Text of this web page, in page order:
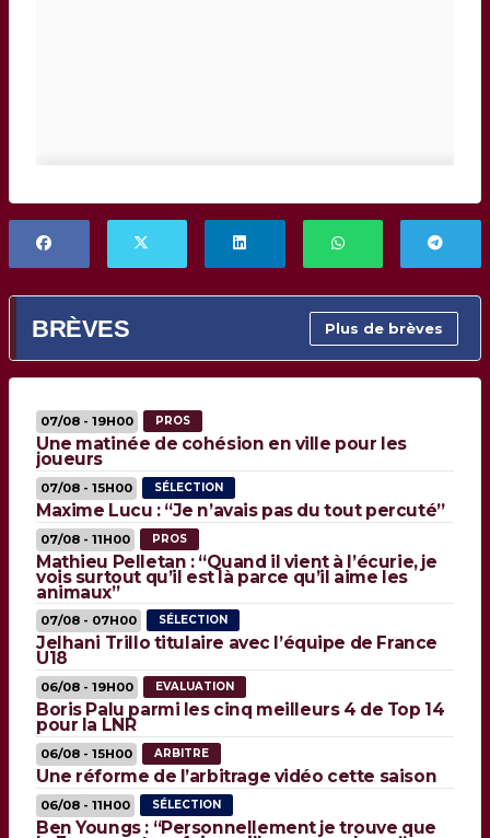
BRÈVES Plus de brèves
07/08 - 19H00 PROS
Une matinée de cohésion en ville pour les
joueurs
07/08 - 15H00 SÉLECTION
Maxime Lucu : “Je n’avais pas du tout percuté”
07/08 - 11H00 PROS
Mathieu Pelletan : “Quand il vient à l’écurie, je
vois surtout qu’il est là parce qu’il aime les
animaux”
07/08 - 07H00 SÉLECTION
Jelhani Trillo titulaire avec l’équipe de France
U18
06/08 - 19H00 EVALUATION
Boris Palu parmi les cinq meilleurs 4 de Top 14
pour la LNR
06/08 - 15H00 ARBITRE
Une réforme de l’arbitrage vidéo cette saison
06/08 - 11H00 SÉLECTION
Ben Youngs : “Personnellement je trouve que